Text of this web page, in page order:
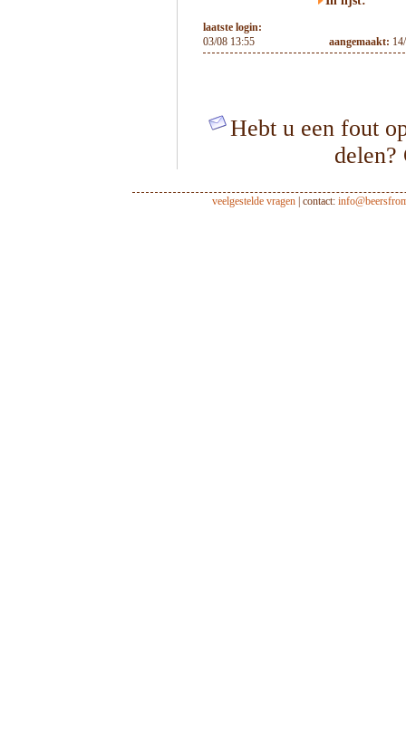
laatste login:
03/08 13:55
aangemaakt:
Hebt u een fout
veelgestelde vragen| contact: